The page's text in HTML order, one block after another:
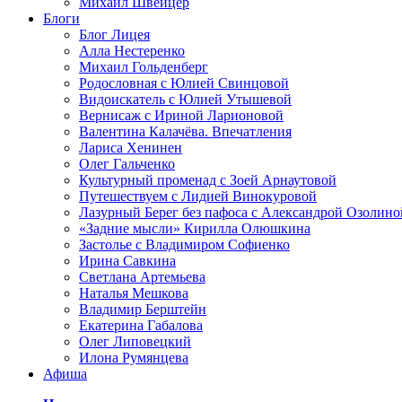
Блоги
Блог Лицея
Алла Нестеренко
Михаил Гольденберг
Родословная с Юлией Свинцовой
Видоискатель с Юлией Утышевой
Вернисаж с Ириной Ларионовой
Валентина Калачёва. Впечатления
Лариса Хенинен
Олег Гальченко
Культурный променад с Зоей Арнаутовой
Путешествуем с Лидией Винокуровой
Лазурный Берег без пафоса с Александрой
«Задние мысли» Кирилла Олюшкина
Застолье с Владимиром Софиенко
Ирина Савкина
Светлана Артемьева
Наталья Мешкова
Владимир Берштейн
Екатерина Габалова
Олег Липовецкий
Илона Румянцева
Афиша